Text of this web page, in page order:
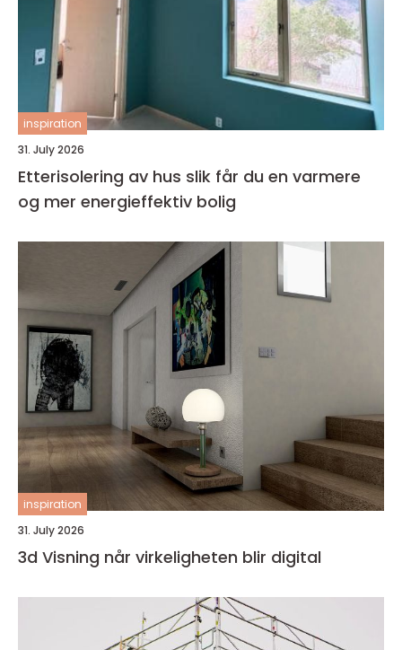
inspiration
31. July 2026
Etterisolering av hus slik får du en varmere
og mer energieffektiv bolig
inspiration
31. July 2026
3d Visning når virkeligheten blir digital